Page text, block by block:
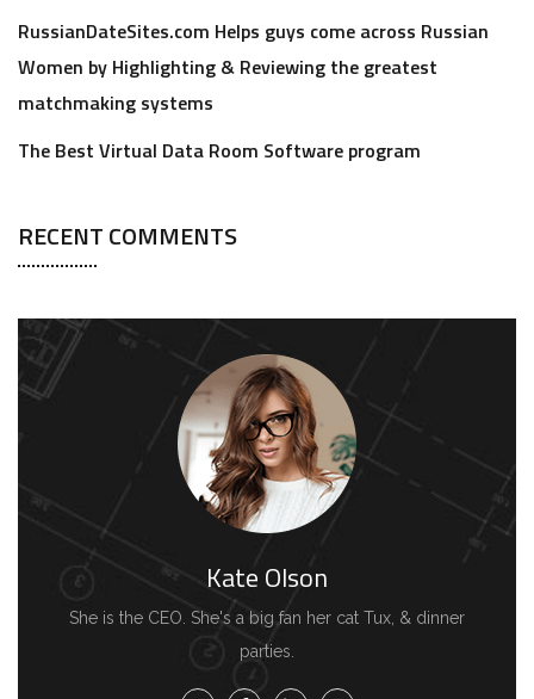
RussianDateSites.com Helps guys come across Russian
Women by Highlighting & Reviewing the greatest
matchmaking systems
The Best Virtual Data Room Software program
RECENT COMMENTS
Kate Olson
She is the CEO. She's a big fan her cat Tux, & dinner
parties.